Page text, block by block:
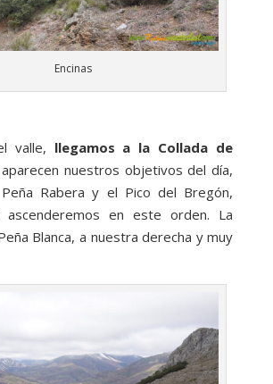
Encinas
valle, llegamos a la Collada de
nuestros objetivos del día,
Peña Rabera y el Pico del Bregón,
ascenderemos en este orden. La
Blanca, a nuestra derecha y muy